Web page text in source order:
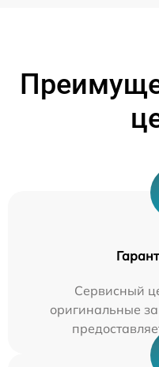
Сервисный
оригинальные